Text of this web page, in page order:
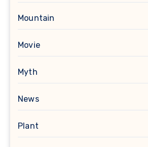
Mountain
Movie
Myth
News
Plant